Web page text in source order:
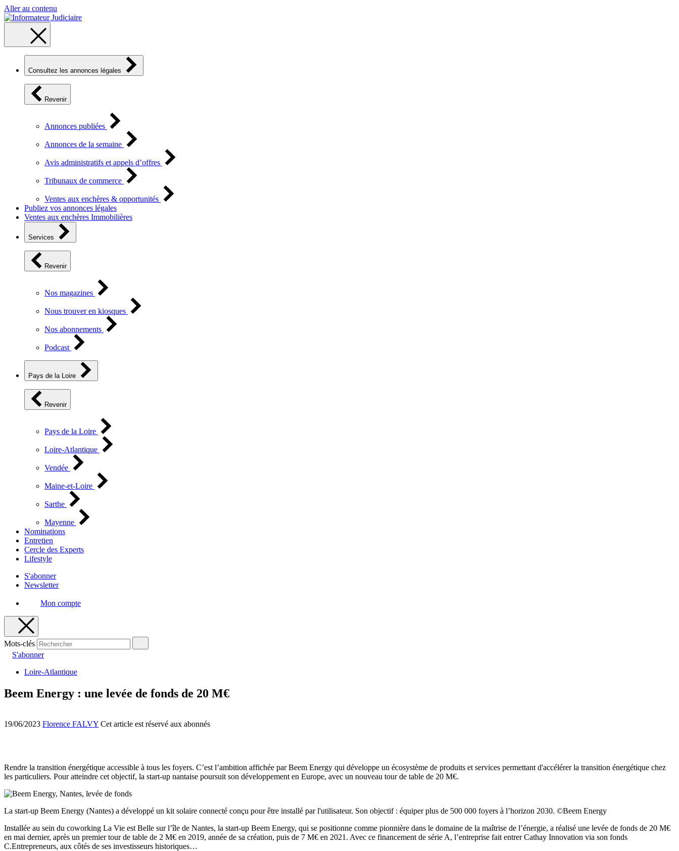
Aller au contenu
Consultez les annonces légales
Revenir
Annonces publiées
Annonces de la semaine
Avis administratifs et appels d’offres
Tribunaux de commerce
Ventes aux enchères & opportunités
Publiez vos annonces légales
Ventes aux enchères Immobilières
Services
Revenir
Nos magazines
Nous trouver en kiosques
Nos abonnements
Podcast
Pays de la Loire
Revenir
Pays de la Loire
Loire-Atlantique
Vendée
Maine-et-Loire
Sarthe
Mayenne
Nominations
Entretien
Cercle des Experts
Lifestyle
S'abonner
Newsletter
Mon compte
Mots-clés
S'abonner
Loire-Atlantique
Beem Energy : une levée de fonds de 20 M€
19/06/2023 Florence FALVY Cet article est réservé aux abonnés
Rendre la transition énergétique accessible à tous les foyers. C’est l’ambition affichée par Beem Energy qui développe un écosystème de produits et services permettant d'accélérer la transition énergétique chez
les particuliers. Pour atteindre cet objectif, la start-up nantaise poursuit son développement en Europe, avec un nouveau tour de table de 20 M€.
La start-up Beem Energy (Nantes) a développé un kit solaire connecté conçu pour être installé par l'utilisateur. Son objectif : équiper plus de 500 000 foyers à l’horizon 2030. ©Beem Energy
Installée au sein du coworking La Vie est Belle sur l’île de Nantes, la start-up Beem Energy, qui se positionne comme pionnière dans le domaine de la maîtrise de l’énergie, a réalisé une levée de fonds de 20 M€
en mai dernier, après un premier tour de table de 2 M€ en 2019, année de sa création, puis de 7 M€ en 2021. Avec ce financement de série A, l’entreprise fait entrer Cathay Innovation via son fonds
C.Entrepreneurs, aux côtés de ses investisseurs historiques…